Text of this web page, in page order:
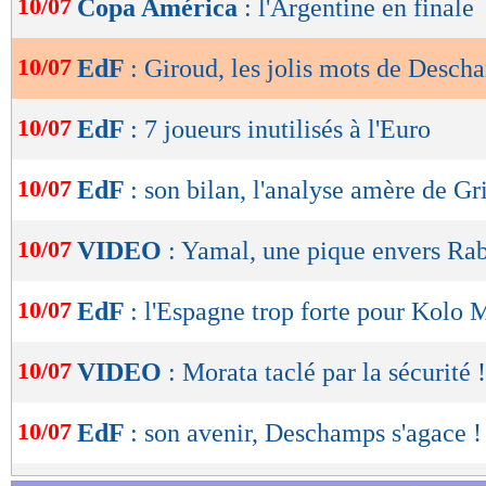
de
OK
10/07 Copa América : l'Argentine en finale
10/07 EdF : Giroud, les jolis mots de
10/07 EdF : 7 joueurs inutilisés à l'Euro
10/07 EdF : son bilan, l'analyse amère de
10/07 VIDEO : Yamal, une pique envers
10/07 EdF : l'Espagne trop forte pour Kolo
10/07 VIDEO : Morata taclé par la sécurité !
10/07 EdF : son avenir, Deschamps s'agace !